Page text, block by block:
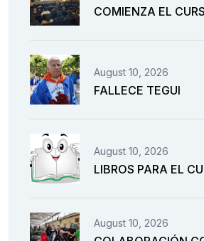
COMIENZA EL
August 10, 2026
FALLECE TEGUI
August 10, 2026
LIBROS PARA EL
August 10, 2026